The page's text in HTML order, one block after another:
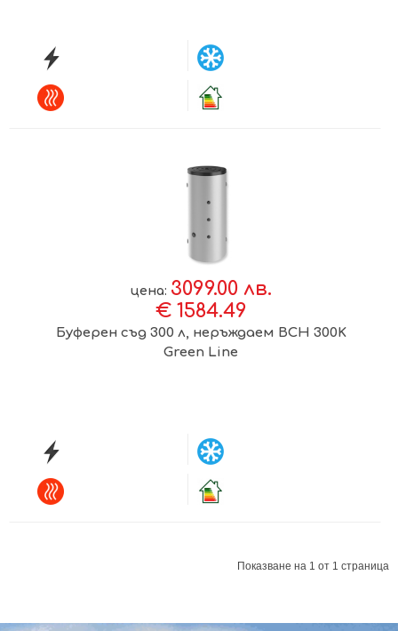
цена: 3099.00 лв.
€ 1584.49
Буферен съд 300 л, неръждаем BCH 300K
Green Line
Показване на 1 от 1 страница